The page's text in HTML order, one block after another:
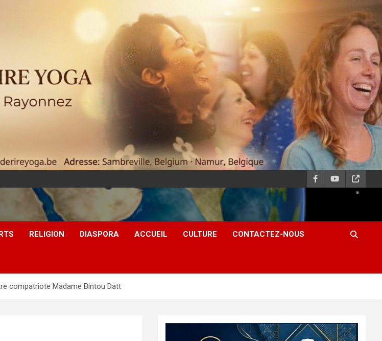
RELIGION DIASPORA ACCUEIL CULTURE CONTACTEZ-NOUS
compatriote Madame Bintou Datt